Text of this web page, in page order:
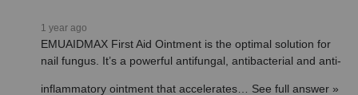
1 year ago
EMUAIDMAX First Aid Ointment is the optimal solution for
nail fungus. It’s a powerful antifungal, antibacterial and anti-
inflammatory ointment that accelerates… See full answer »